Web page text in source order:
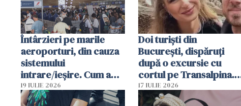
Întârzieri pe marile
aeroporturi, din cauza
sistemului
intrare/ieșire. Cum a
ajuns o femeie să fie
arestată în Cluj-Napoca
19 IULIE 2026
Doi turiști din
București, dispăruți
după o excursie cu
cortul pe Transalpina.
Poliția și familia îi caută
17 IULIE 2026